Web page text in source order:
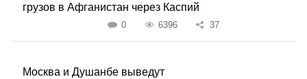
грузов в Афганистан через Каспий
0 6396 37
Москва и Душанбе выведут